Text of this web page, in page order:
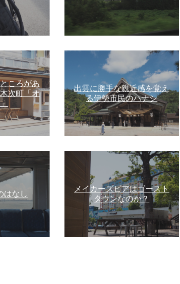
ころがあ
次町「オ
出雲に勝手な親近感を覚え
る伊勢市民のハナシ
はなし
メイカーズピアはゴースト
タウンなのか？